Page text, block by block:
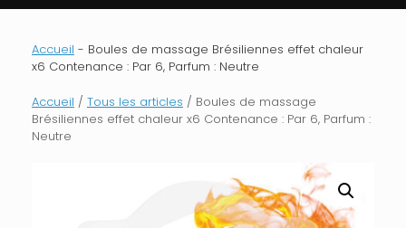
cart
Accueil - Boules de massage Brésiliennes effet chaleur
x6 Contenance : Par 6, Parfum : Neutre
Accueil / Tous les articles / Boules de massage
Brésiliennes effet chaleur x6 Contenance : Par 6, Parfum :
Neutre